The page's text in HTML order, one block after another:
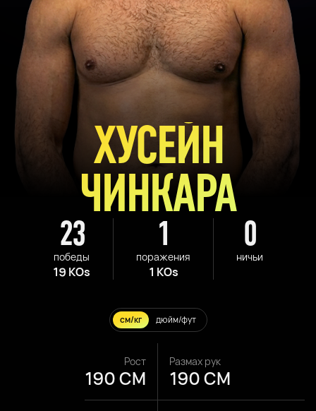
23
победы
19 KOs
1
поражения
1 KOs
0
ничьи
ХУСЕЙН
ЧИНКАРА
см/кг дюйм/фут
Рост
190 CM
Размах рук
190 CM